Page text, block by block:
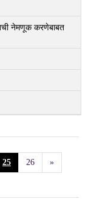
नेमणूक करणेबाबत
25 26 »